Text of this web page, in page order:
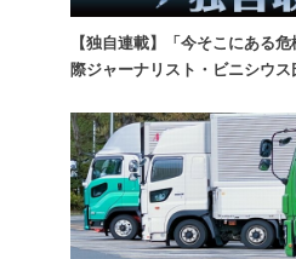
【独自連載】「今そこにある
際ジャーナリスト・ビニシウス